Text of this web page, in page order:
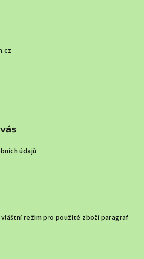
údajů
režim pro použité zboží paragraf